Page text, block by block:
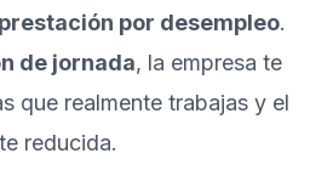
prestación por desempleo.
de jornada, la empresa te
que realmente trabajas y el
reducida.